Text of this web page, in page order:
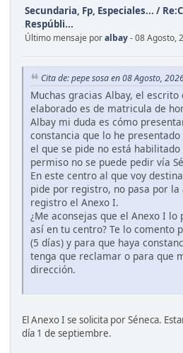
Secundaria, Fp, Especiales... /
Respúbli...
Último mensaje poralbay- 08 Agosto,
Cita de: pepe sosa en 08 Agosto,
Muchas gracias Albay, el
elaborado es de matricula de
Albay mi duda es cómo
constancia que lo he
el que se pide no está
permiso no se puede pedir vía
En este centro al que voy
pide por registro, no pasa por
registro el Anexo I.
¿Me aconsejas que el Anexo I
así en tu centro? Te lo comento
(5 días) y para que haya
tenga que reclamar o para que
dirección.
El Anexo I se solicita por Séneca.
día 1 de septiembre.